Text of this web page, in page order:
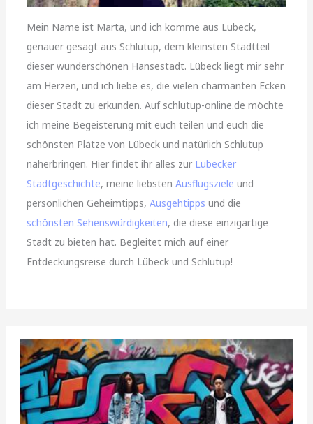
Mein Name ist Marta, und ich komme aus Lübeck,
genauer gesagt aus Schlutup, dem kleinsten Stadtteil
dieser wunderschönen Hansestadt. Lübeck liegt mir sehr
am Herzen, und ich liebe es, die vielen charmanten Ecken
dieser Stadt zu erkunden. Auf schlutup-online.de möchte
ich meine Begeisterung mit euch teilen und euch die
schönsten Plätze von Lübeck und natürlich Schlutup
näherbringen. Hier findet ihr alles zur Lübecker
Stadtgeschichte, meine liebstenAusflugsziele und
persönlichen Geheimtipps,Ausgehtipps und die
schönsten Sehenswürdigkeiten, die diese einzigartige
Stadt zu bieten hat. Begleitet mich auf einer
Entdeckungsreise durch Lübeck und Schlutup!